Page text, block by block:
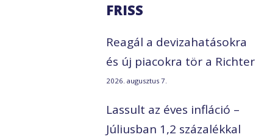
FRISS
Reagál a devizahatásokra
és új piacokra tör a Richter
2026. augusztus 7.
Lassult az éves infláció –
Júliusban 1,2 százalékkal